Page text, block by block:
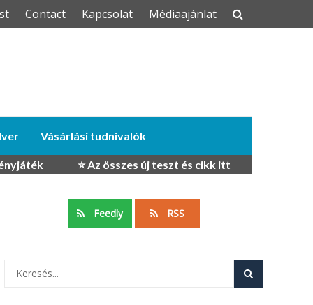
Contact Kapcsolat Médiaajánlat
Vásárlási tudnivalók
⭐ Az összes új teszt és cikk itt
Feedly RSS